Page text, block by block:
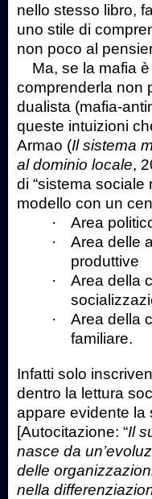
nello stesso libro,
uno stile di
non poco al
Ma, se la mafia
comprenderla non
dualista (mafia-
queste intuizioni
Armao (Il sistema
al dominio locale,
di “sistema sociale
modello con un
·
Area
·
Area delle
produttive
·
Area della
·
Area della
familiare.
Infatti solo
dentro la lettura
appare evidente la
[Autocitazione: “Il
nasce da
delle
nella